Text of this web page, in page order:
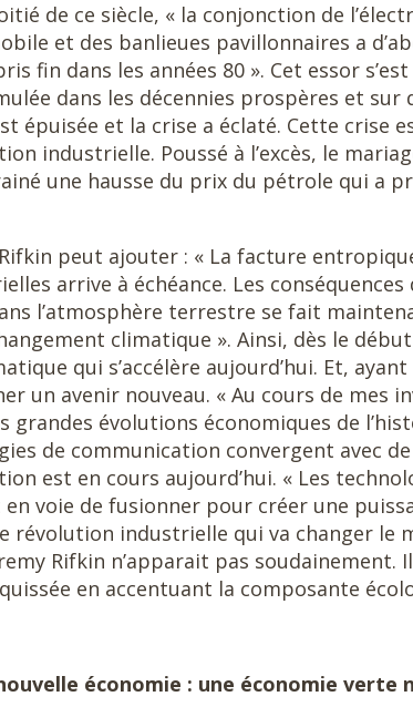
de ce siècle, « la conjonction de
et des banlieues pavillonnaires a
fin dans les années 80 ». Cet essor
dans les décennies prospères et
épuisée et la crise a éclaté. Cette crise
industrielle. Poussé à l’excès, le
une hausse du prix du pétrole qui a
peut ajouter : « La facture
arrive à échéance. Les
l’atmosphère terrestre se fait
climatique ». Ainsi, dès le
qui s’accélère aujourd’hui. Et,
un avenir nouveau. « Au cours de mes
grandes évolutions économiques de
de communication convergent avec
est en cours aujourd’hui. « Les
en voie de fusionner pour créer une
révolution industrielle qui va changer le
Rifkin n’apparait pas soudainement.
en accentuant la composante
économie : une économie verte